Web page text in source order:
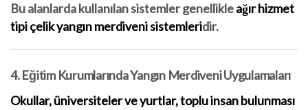
Bu alanlarda kullanılan sistemler genellikleağır hizmet
tipi çelik yangın merdiveni sistemleridir.
4. Eğitim Kurumlarında Yangın Merdiveni Uygulamaları
Okullar, üniversiteler ve yurtlar, toplu insan bulunması